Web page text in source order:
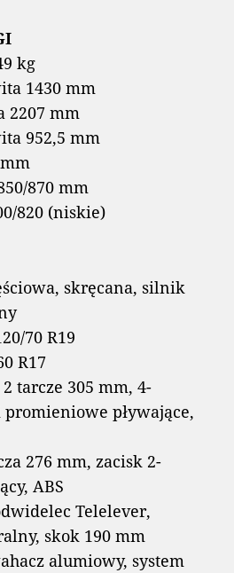
kg
1430 mm
2207 mm
952,5 mm
870 mm
820 (niskie)
skręcana, silnik
70 R19
R17
tarcze 305 mm, 4-
promieniowe pływające,
276 mm, zacisk 2-
ABS
Telelever,
skok 190 mm
alumiowy, system